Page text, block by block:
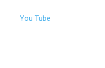
You Tube